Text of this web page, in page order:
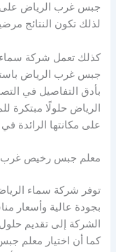
جبس غرب الرياض على
لذلك تكون النتائج
كذلك تعمل شركة
جبس غرب الرياض
بأدق التفاصيل في
الرياض حلولًا مبتكرة
على مكانتها الرائدة
معلم جبس رخيص غرب
توفر شركة سماء
بجودة عالية وأسعار
الشركة إلى تقديم
كما أن اختيار معلم